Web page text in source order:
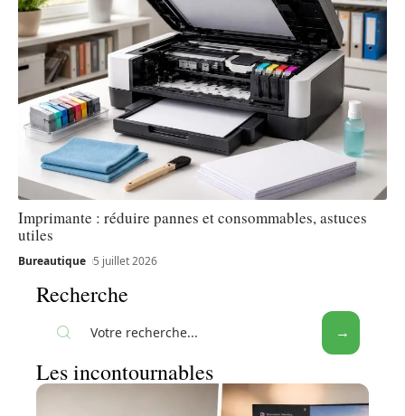
Imprimante : réduire pannes et consommables, astuces
utiles
Bureautique 5 juillet 2026
Recherche
Les incontournables